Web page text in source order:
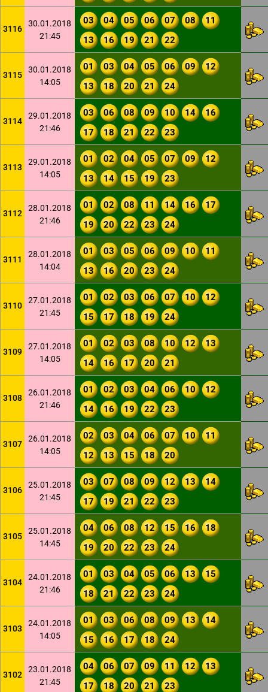
3116
30.01.2018
21:45
03 04 05 06 07 08
11
13
16 19 21 22
3115
30.01.2018
14:05
01 03 04 05 06 09
12
13
18 20 21 24
3114
29.01.2018
21:46
03 06 08 09 10 14
16
17
18 21 22 23
3113
29.01.2018
14:05
01 02 04 05 07 09
12
13
14 15 19 23
3112
28.01.2018
21:46
01 02 08 11 14 16
17
19
20 22 23 24
3111
28.01.2018
14:04
01 03 05 06 09 10
11
13
16 20 23 24
3110
27.01.2018
21:45
01 02 03 06 07 10
12
15
17 18 19 24
3109
27.01.2018
14:05
01 02 03 08 10 12
13
14
16 17 20 21
3108
26.01.2018
21:46
01 02 03 04 06 10
12
14
16 19 22 23
3107
26.01.2018
14:05
02 03 04 06 07 10
11
12
13 15 18 20
3106
25.01.2018
21:45
03 07 08 09 12 13
14
17
19 21 22 23
3105
25.01.2018
14:45
04 06 08 12 15 16
18
19
20 22 23 24
3104
24.01.2018
21:46
01 03 04 05 06 13
15
18
21 22 23 24
3103
24.01.2018
14:05
01 03 06 08 09 13
14
15
16 17 18 24
3102
23.01.2018
21:45
04 06 07 09 11 12
13
17
18 20 21 23